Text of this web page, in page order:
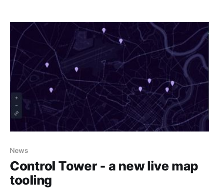
are very lucky to start our business at the right time
etc ... and we
News
Control Tower - a new live map
tooling